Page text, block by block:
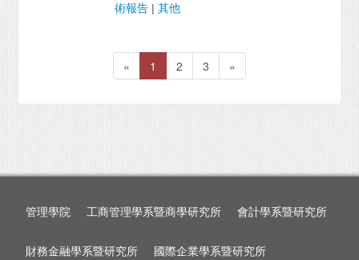
術報告 |其他
« 1 2 3 »
管理學院 工商管理學系暨商學研究所 會計學系暨研究所
財務金融學系暨研究所 國際企業學系暨研究所